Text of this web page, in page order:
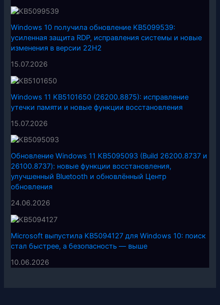
Windows 10 получила обновление KB5099539:
усиленная защита RDP, исправления системы и новые
изменения в версии 22H2
15.07.2026
Windows 11 KB5101650 (26200.8875): исправление
утечки памяти и новые функции восстановления
15.07.2026
Обновление Windows 11 KB5095093 (Build 26200.8737 и
26100.8737): новые функции восстановления,
улучшенный Bluetooth и обновлённый Центр
обновления
24.06.2026
Microsoft выпустила KB5094127 для Windows 10: поиск
стал быстрее, а безопасность — выше
10.06.2026